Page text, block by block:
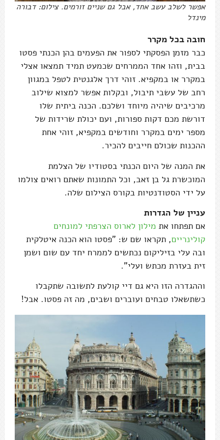
אפשר לשלב עשב אחד, אבל גם שניים זורמים. צילום: דבורה
מינדל
חובה בכל מקרר
כבר מזמן הפסקתי לספור את הפעמים בהן הכנתי פסטו
בבית, וזהו אחד הממרחים שכמעט תמיד תמצאו אצלי
במקרר או במקפיא. זוהי דרך אלגנטית לטפל במגוון
רחב של עשבי תיבול, ובקלות אפשר למצוא שילוב
מרכיבים שיהיה מיוחד ושלכם. הכנה ביתית שלו
דורשת מכם דקות ספורות, ועם יכולת שרידות של
מספר ימים במקרר וחודשים במקפיא, זוהי אחת
ההכנות שכולם חייבים להכיר.
את המנה של היום הכנתי בסטודיו של הצלמת
המוכשרת גל בן זאב, וכל התמונות שאתם רואים צולמו
על ידי הסטודנטיות בקורס הצילום שלה.
עניין של הגדרות
אם תפתחו את מילון לארוס הצרפתי למונחים
קולינריים, תקראו שם ש: "פסטו הוא הכנה איטלקית
ובה עלי בזיליקום נכתשים לממרח יחד עם שום ושמן
זית בעזרת מכתש ועלי".
וההגדרה הזו היא גם דיי קולעת לתשובה שתקבלו
כשתשאלו טבחים ועוברים ושבים, מה זה פסטו. אבל!